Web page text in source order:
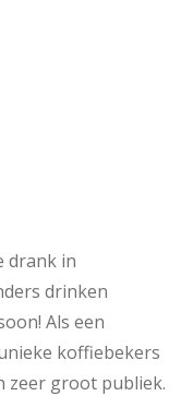
drank in
drinken
Als een
koffiebekers
zeer groot publiek.